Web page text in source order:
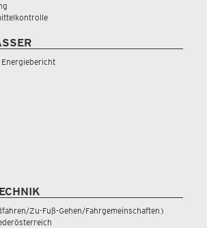
Zu-Fuß-Gehen/Fahrgemeinschaften)